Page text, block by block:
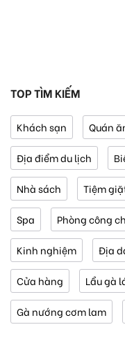
TOP TÌM KIẾM
Khách sạn Quán
Địa điểm du lịch
Nhà sách Tiệm
Spa Phòng công
Kinh nghiệm Địa
Cửa hàng Lẩu gà
Gà nướng cơm lam